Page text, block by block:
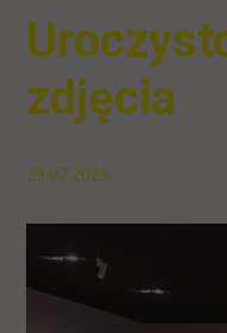
zdjęcia
29.07.2025